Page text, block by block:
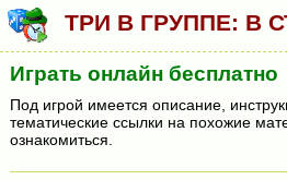
ТРИ В ГРУППЕ: В
Играть онлайн бесплатно
Под игрой имеется описание,
тематические ссылки на похожие
ознакомиться.